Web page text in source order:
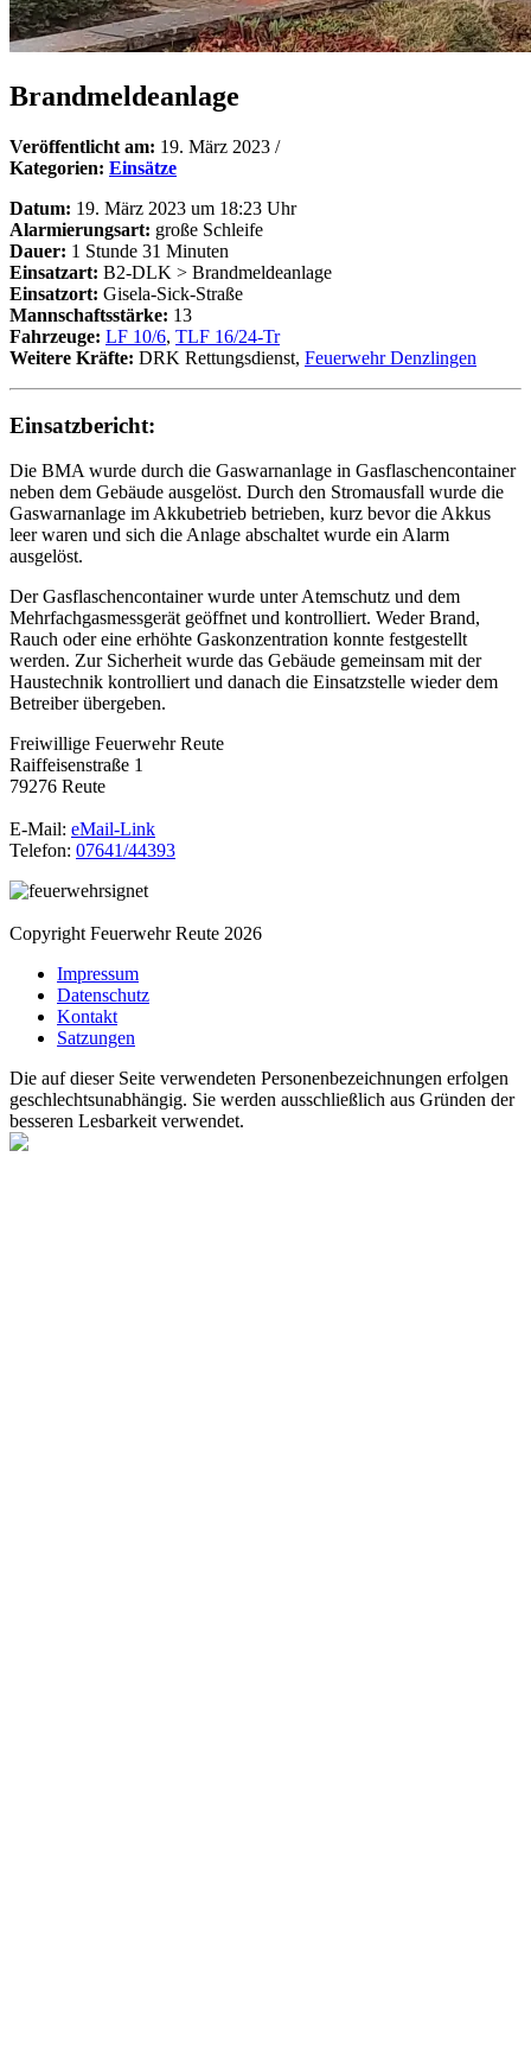
Brandmeldeanlage
Veröffentlicht am: 19. März 2023 /
Kategorien: Einsätze
Datum: 19. März 2023 um 18:23 Uhr
Alarmierungsart: große Schleife
Dauer: 1 Stunde 31 Minuten
Einsatzart: B2-DLK > Brandmeldeanlage
Einsatzort: Gisela-Sick-Straße
Mannschaftsstärke: 13
Fahrzeuge: LF 10/6, TLF 16/24-Tr
Weitere Kräfte: DRK Rettungsdienst, Feuerwehr Denzlingen
Einsatzbericht:
Die BMA wurde durch die Gaswarnanlage in Gasflaschencontainer
neben dem Gebäude ausgelöst. Durch den Stromausfall wurde die
Gaswarnanlage im Akkubetrieb betrieben, kurz bevor die Akkus
leer waren und sich die Anlage abschaltet wurde ein Alarm
ausgelöst.
Der Gasflaschencontainer wurde unter Atemschutz und dem
Mehrfachgasmessgerät geöffnet und kontrolliert. Weder Brand,
Rauch oder eine erhöhte Gaskonzentration konnte festgestellt
werden. Zur Sicherheit wurde das Gebäude gemeinsam mit der
Haustechnik kontrolliert und danach die Einsatzstelle wieder dem
Betreiber übergeben.
Freiwillige Feuerwehr Reute
Raiffeisenstraße 1
79276 Reute
E-Mail: eMail-Link
Telefon: 07641/44393
Copyright Feuerwehr Reute 2026
Impressum
Datenschutz
Kontakt
Satzungen
Die auf dieser Seite verwendeten Personenbezeichnungen erfolgen
geschlechtsunabhängig. Sie werden ausschließlich aus Gründen der
besseren Lesbarkeit verwendet.